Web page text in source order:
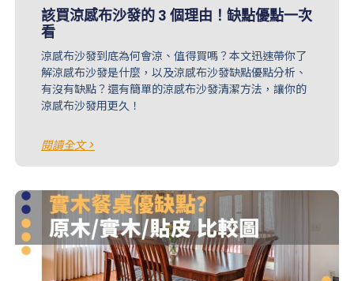
該買涼感布沙發的 3 個理由！缺點優點一次
看
涼感布沙發到底為何會涼、值得買嗎？本文迅速帶你了
解涼感布沙發是什麼，以及涼感布沙發缺點優點分析、
有沒有缺點？還有簡單的涼感布沙發清潔方法，讓你的
涼感布沙發用更久！
閱讀全文 >